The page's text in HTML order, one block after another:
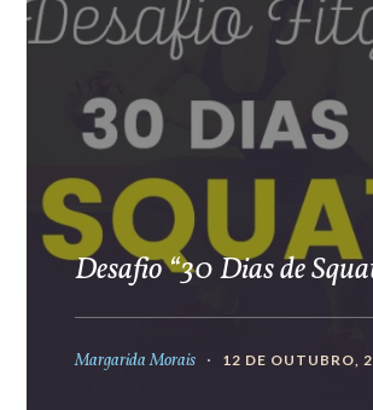
Desafio “30 Dias de
Margarida Morais 12 DE OUTUBRO,